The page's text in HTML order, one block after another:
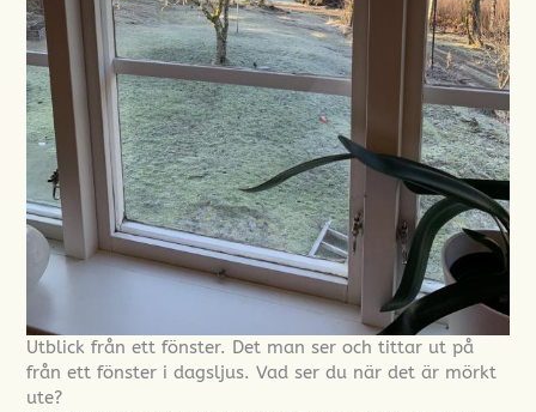
Utblick från ett fönster. Det man ser och tittar ut på
från ett fönster i dagsljus. Vad ser du när det är mörkt
ute?